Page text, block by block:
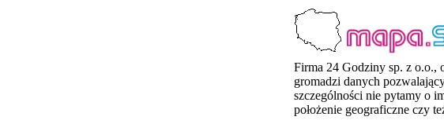
Firma 24 Godziny sp. z o.o.,
gromadzi danych
szczególności nie pytamy o
położenie geograficzne czy